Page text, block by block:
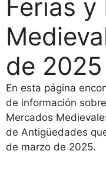
Ferias
de 2025
En esta página
de información
Mercados
de Antigüedades
de marzo de 2025.